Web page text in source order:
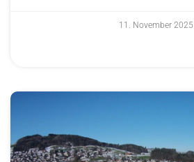
11. November 2025